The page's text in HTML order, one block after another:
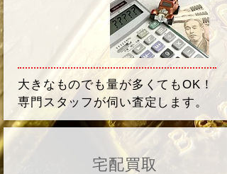
大きなものでも量が多くてもOK！
専門スタッフが伺い査定します。
宅配買取